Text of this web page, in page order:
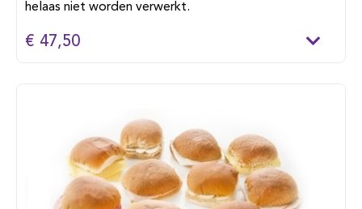
helaas niet worden verwerkt.
€ 47,50